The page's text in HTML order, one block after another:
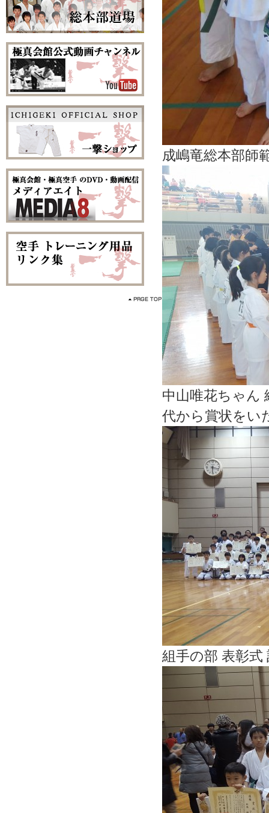
成嶋竜総本部師
中山唯花ちゃん
代から賞状をい
組手の部 表彰式